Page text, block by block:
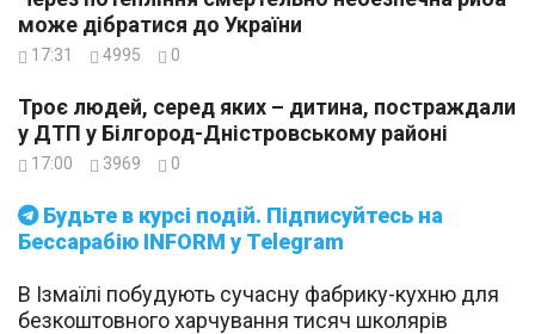
Будьте в курсі подій. Підписуйтесь на
Бессарабію INFORM у Telegram
може дібратися до України
17:31 4995 0
Троє людей, серед яких – дитина, постраждали
у ДТП у Білгород-Дністровському районі
17:00 3969 0
В Ізмаїлі побудують сучасну фабрику-кухню для
безкоштовного харчування тисяч школярів